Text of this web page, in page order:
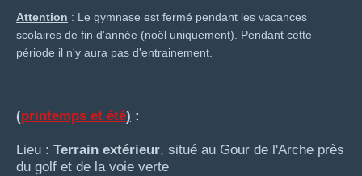
Attention : Le gymnase est fermé pendant les vacances
scolaires de fin d'année (noël uniquement). Pendant cette
période il n'y aura pas d'entrainement.
(printemps et été) :
Lieu : Terrain extérieur, situé au Gour de l'Arche près
du golf et de la voie verte